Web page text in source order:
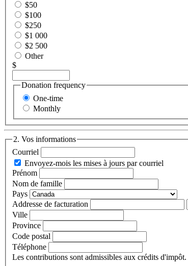
$50
$100
$250
$1 000
$2 500
Other
$
Donation frequency
One-time
Monthly
2. Vos informations
Courriel
Envoyez-mois les mises à jours par courriel
Prénom
Nom de famille
Pays
Addresse de facturation
Ville
Province
Code postal
Téléphone
Les contributions sont admissibles aux crédits d'impôt.